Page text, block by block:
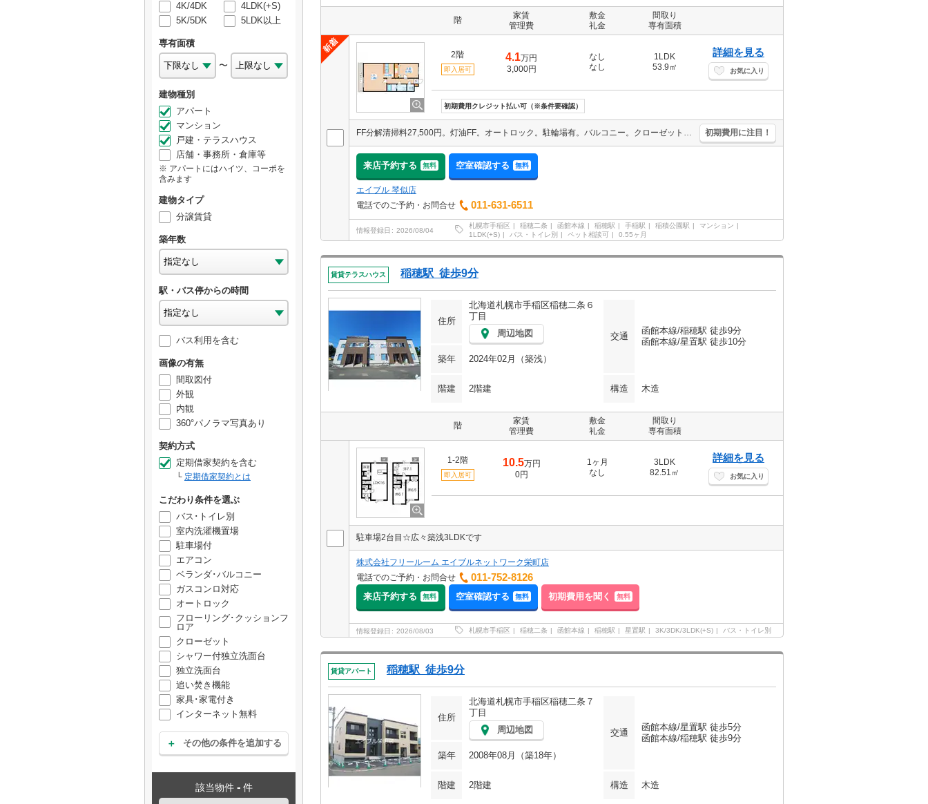
4K/4DK
4LDK(+S)
5K/5DK
5LDK以上
専有面積
〜
建物種別
アパート
マンション
戸建・テラスハウス
店舗・事務所・倉庫等
アパートにはハイツ、コーポを
含みます
建物タイプ
分譲賃貸
築年数
駅・バス停からの時間
バス利用を含む
画像の有無
間取図付
外観
内観
360°パノラマ写真あり
契約方式
定期借家契約を含む
定期借家契約とは
こだわり条件を選ぶ
バス･トイレ別
室内洗濯機置場
駐車場付
エアコン
ベランダ･バルコニー
ガスコンロ対応
オートロック
フローリング･クッションフ
ロア
クローゼット
シャワー付独立洗面台
独立洗面台
追い焚き機能
家具･家電付き
インターネット無料
その他の条件を追加する
該当物件 - 件
階
家賃
管理費
敷金
礼金
間取り
専有面積
2階
即入居可
4.1万円
3,000円
なし
なし
1LDK
53.9㎡
詳細を見る
お気に入り
初期費用クレジット払い可（※条件要確認）
FF分解清掃料27,500円。灯油FF。オートロック。駐輪場有。バルコニー。クローゼット付。洗面化粧台付き。駅まで徒歩10分圏内!。朝も楽々。駅ちか物件！。初期費用カード払い可。 初期費用に注目！
来店予約する 無料 空室確認する 無料
エイブル 琴似店
電話でのご予約・お問合せ
011-631-6511
情報登録日 2026/08/04
札幌市手稲区 稲穂二条 函館本線 稲穂駅 手稲駅 稲積公園駅
マンション
1LDK(+S)
バス・トイレ別 ペット相談可 0.55ヶ月
賃貸テラスハウス 稲穂駅 徒歩9分
住所
北海道札幌市手稲区稲穂二条６
丁目
周辺地図
交通
函館本線/稲穂駅 徒歩9分
函館本線/星置駅 徒歩10分
築年
2024年02月（築浅）
階建 2階建 構造 木造
階
家賃
管理費
敷金
礼金
間取り
専有面積
1-2階
即入居可
10.5万円
0円
1ヶ月
なし
3LDK
82.51㎡
詳細を見る
お気に入り
駐車場2台目☆広々築浅3LDKです
株式会社フリールーム エイブルネットワーク栄町店
電話でのご予約・お問合せ
011-752-8126
来店予約する 無料 空室確認する 無料 初期費用を聞く 無料
情報登録日 2026/08/03 札幌市手稲区 稲穂二条 函館本線 稲穂駅 星置駅 3K/3DK/3LDK(+S) バス・トイレ別
賃貸アパート 稲穂駅 徒歩9分
住所
北海道札幌市手稲区稲穂二条７
丁目
周辺地図
交通
函館本線/星置駅 徒歩5分
函館本線/稲穂駅 徒歩9分
築年
2008年08月（築18年）
階建 2階建 構造 木造